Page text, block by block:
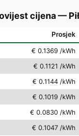
cijena—
Prosjek
€ 0.1369 /kWh
€ 0.1121 /kWh
€ 0.1144 /kWh
€ 0.1019 /kWh
€ 0.0830 /kWh
€ 0.1047 /kWh